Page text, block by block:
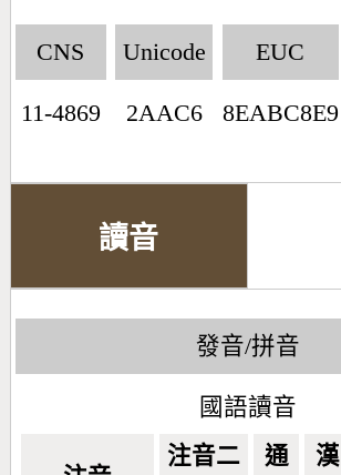
CNS
11-4869
Unicode
2AAC6
EUC
8EABC8E9
讀音
發音/拼音
國語讀音
注音二 通 漢